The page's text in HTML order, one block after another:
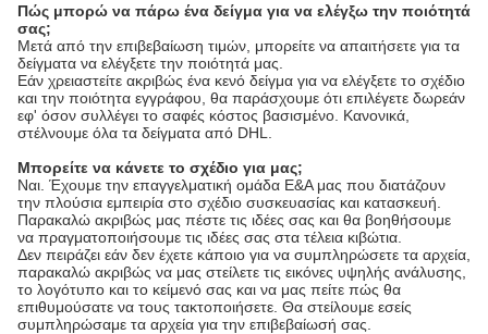
Πώς μπορώ να πάρω ένα δείγμα για να ελέγξω την ποιότητά
σας;
Μετά από την επιβεβαίωση τιμών, μπορείτε να απαιτήσετε για τα
δείγματα να ελέγξετε την ποιότητά μας.
Εάν χρειαστείτε ακριβώς ένα κενό δείγμα για να ελέγξετε το σχέδιο
και την ποιότητα εγγράφου, θα παράσχουμε ότι επιλέγετε δωρεάν
εφ' όσον συλλέγει το σαφές κόστος βασισμένο. Κανονικά,
στέλνουμε όλα τα δείγματα από DHL.
Μπορείτε να κάνετε το σχέδιο για μας;
Ναι. Έχουμε την επαγγελματική ομάδα Ε&Α μας που διατάζουν
την πλούσια εμπειρία στο σχέδιο συσκευασίας και κατασκευή.
Παρακαλώ ακριβώς μας πέστε τις ιδέες σας και θα βοηθήσουμε
να πραγματοποιήσουμε τις ιδέες σας στα τέλεια κιβώτια.
Δεν πειράζει εάν δεν έχετε κάποιο για να συμπληρώσετε τα αρχεία,
παρακαλώ ακριβώς να μας στείλετε τις εικόνες υψηλής ανάλυσης,
το λογότυπο και το κείμενό σας και να μας πείτε πώς θα
επιθυμούσατε να τους τακτοποιήσετε. Θα στείλουμε εσείς
συμπληρώσαμε τα αρχεία για την επιβεβαίωσή σας.